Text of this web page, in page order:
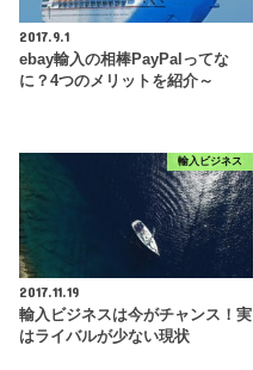
2017.9.1
ebay輸入の相棒PayPalってな
に？4つのメリットを紹介～
輸入ビジネス
2017.11.19
輸入ビジネスは今がチャンス！実
はライバルが少ない現状